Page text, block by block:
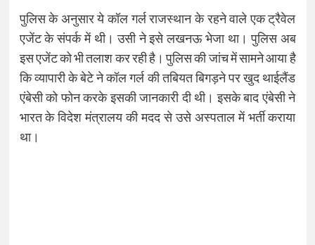
पुलिस के अनुसार ये कॉल गर्ल राजस्थान के रहने वाले एक ट्रैवेल
एजेंट के संपर्क में थी। उसी ने इसे लखनऊ भेजा था। पुलिस अब
इस एजेंट को भी तलाश कर रही है। पुलिस की जांच में सामने आया है
कि व्यापारी के बेटे ने कॉल गर्ल की तबियत बिगड़ने पर खुद थाईलैंड
एंबेसी को फोन करके इसकी जानकारी दी थी। इसके बाद एंबेसी ने
भारत के विदेश मंत्रालय की मदद से उसे अस्पताल में भर्ती कराया
था।